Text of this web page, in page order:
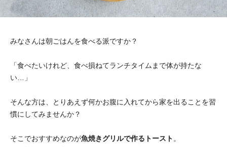
みなさんは朝ごはんを食べる派ですか？
「食べたいけれど、食べ損ねてランチタイムまで体が持たな
い…」
そんな方は、とりあえず何かお腹に入れてから家を出ることを習
慣にしてみませんか？
そこでおすすめなのが魚焼きグリルで作るトースト。